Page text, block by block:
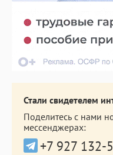
Стали свидетелем
Поделитесь с нами
мессенджерах:
+7 927 132-